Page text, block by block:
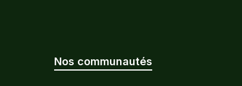
Nos communautés